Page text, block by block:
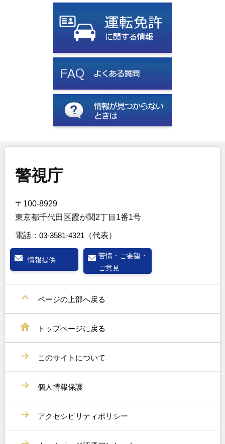
警視庁
〒100-8929
東京都千代田区霞が関2丁目1番1号
電話： 03-3581-4321 （代表）
情報提供
苦情・ご要望・
ご意見
ページの上部へ戻る
トップページに戻る
このサイトについて
個人情報保護
アクセシビリティポリシー